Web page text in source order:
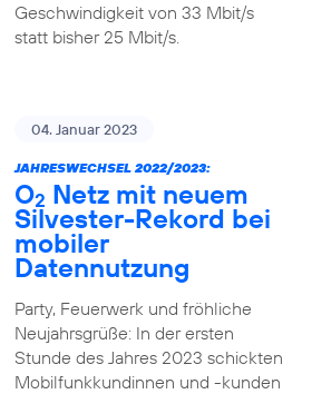
Geschwindigkeit von 33 Mbit/s
statt bisher 25 Mbit/s.
04. Januar 2023
JAHRESWECHSEL 2022/2023:
O2 Netz mit neuem
Silvester-Rekord bei
mobiler
Datennutzung
Party, Feuerwerk und fröhliche
Neujahrsgrüße: In der ersten
Stunde des Jahres 2023 schickten
Mobilfunkkundinnen und -kunden